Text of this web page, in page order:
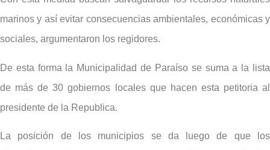
marinos y así evitar consecuencias ambientales, económicas y
sociales, argumentaron los regidores.
De esta forma la Municipalidad de Paraíso se suma a la lista
de más de 30 gobiernos locales que hacen esta petitoria al
presidente de la Republica.
La posición de los municipios se da luego de que los